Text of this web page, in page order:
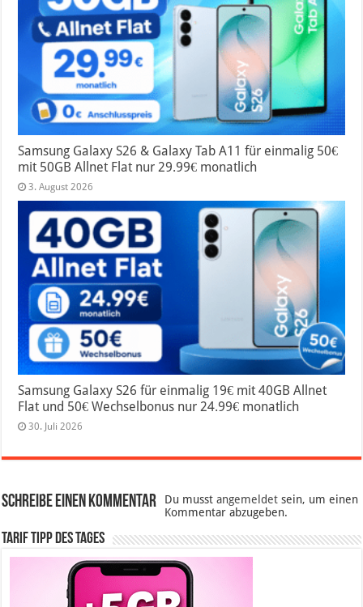
Samsung Galaxy S26 & Galaxy Tab A11 für einmalig 50€
mit 50GB Allnet Flat nur 29.99€ monatlich
3. August 2026
Samsung Galaxy S26 für einmalig 19€ mit 40GB Allnet
Flat und 50€ Wechselbonus nur 24.99€ monatlich
30. Juli 2026
Schreibe einen Kommentar Du musstangemeldet sein, um einen
Kommentar abzugeben.
Tarif Tipp des Tages